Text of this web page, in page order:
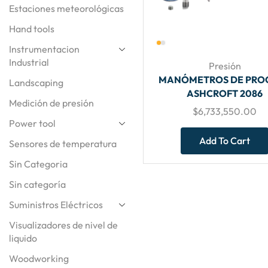
Presión
MANÓMETROS DE
ASHCROFT 2086
$6,733,550.00
Add To Cart
Estaciones meteorológicas
Hand tools
Instrumentacion
Industrial
Landscaping
Medición de presión
Power tool
Sensores de temperatura
Sin Categoria
Sin categoría
Suministros Eléctricos
Visualizadores de nivel de
liquido
Woodworking